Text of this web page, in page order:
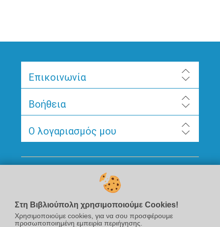
Επικοινωνία
Βοήθεια
Ο λογαριασμός μου
Ακολουθήστε μας
Στη Βιβλιούπολη χρησιμοποιούμε Cookies!
Χρησιμοποιούμε cookies, για να σου προσφέρουμε
προσωποποιημένη εμπειρία περιήγησης.